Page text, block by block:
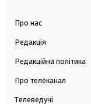
Про нас
Редакція
Редакційна політика
Про телеканал
Телеведучі